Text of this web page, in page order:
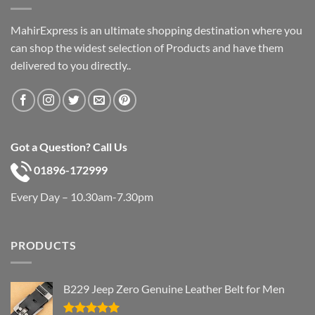
MahirExpress is an ultimate shopping destination where you
can shop the widest selection of Products and have them
delivered to you directly..
Got a Question? Call Us
01896-172999
Every Day – 10.30am-7.30pm
PRODUCTS
B229 Jeep Zero Genuine Leather Belt for Men